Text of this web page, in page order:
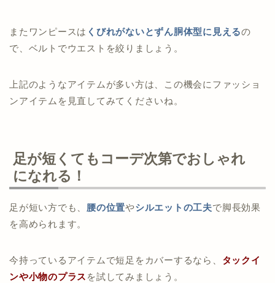
またワンピースは くびれがないとずん胴体型に見えるの
で、ベルトでウエストを絞りましょう。
上記のようなアイテムが多い方は、この機会にファッショ
ンアイテムを見直してみてくださいね。
足が短くてもコーデ次第でおしゃれ
になれる！
足が短い方でも、 腰の位置やシルエットの工夫で脚長効果
を高められます。
今持っているアイテムで短足をカバーするなら、 タックイ
ンや小物のプラス を試してみましょう。